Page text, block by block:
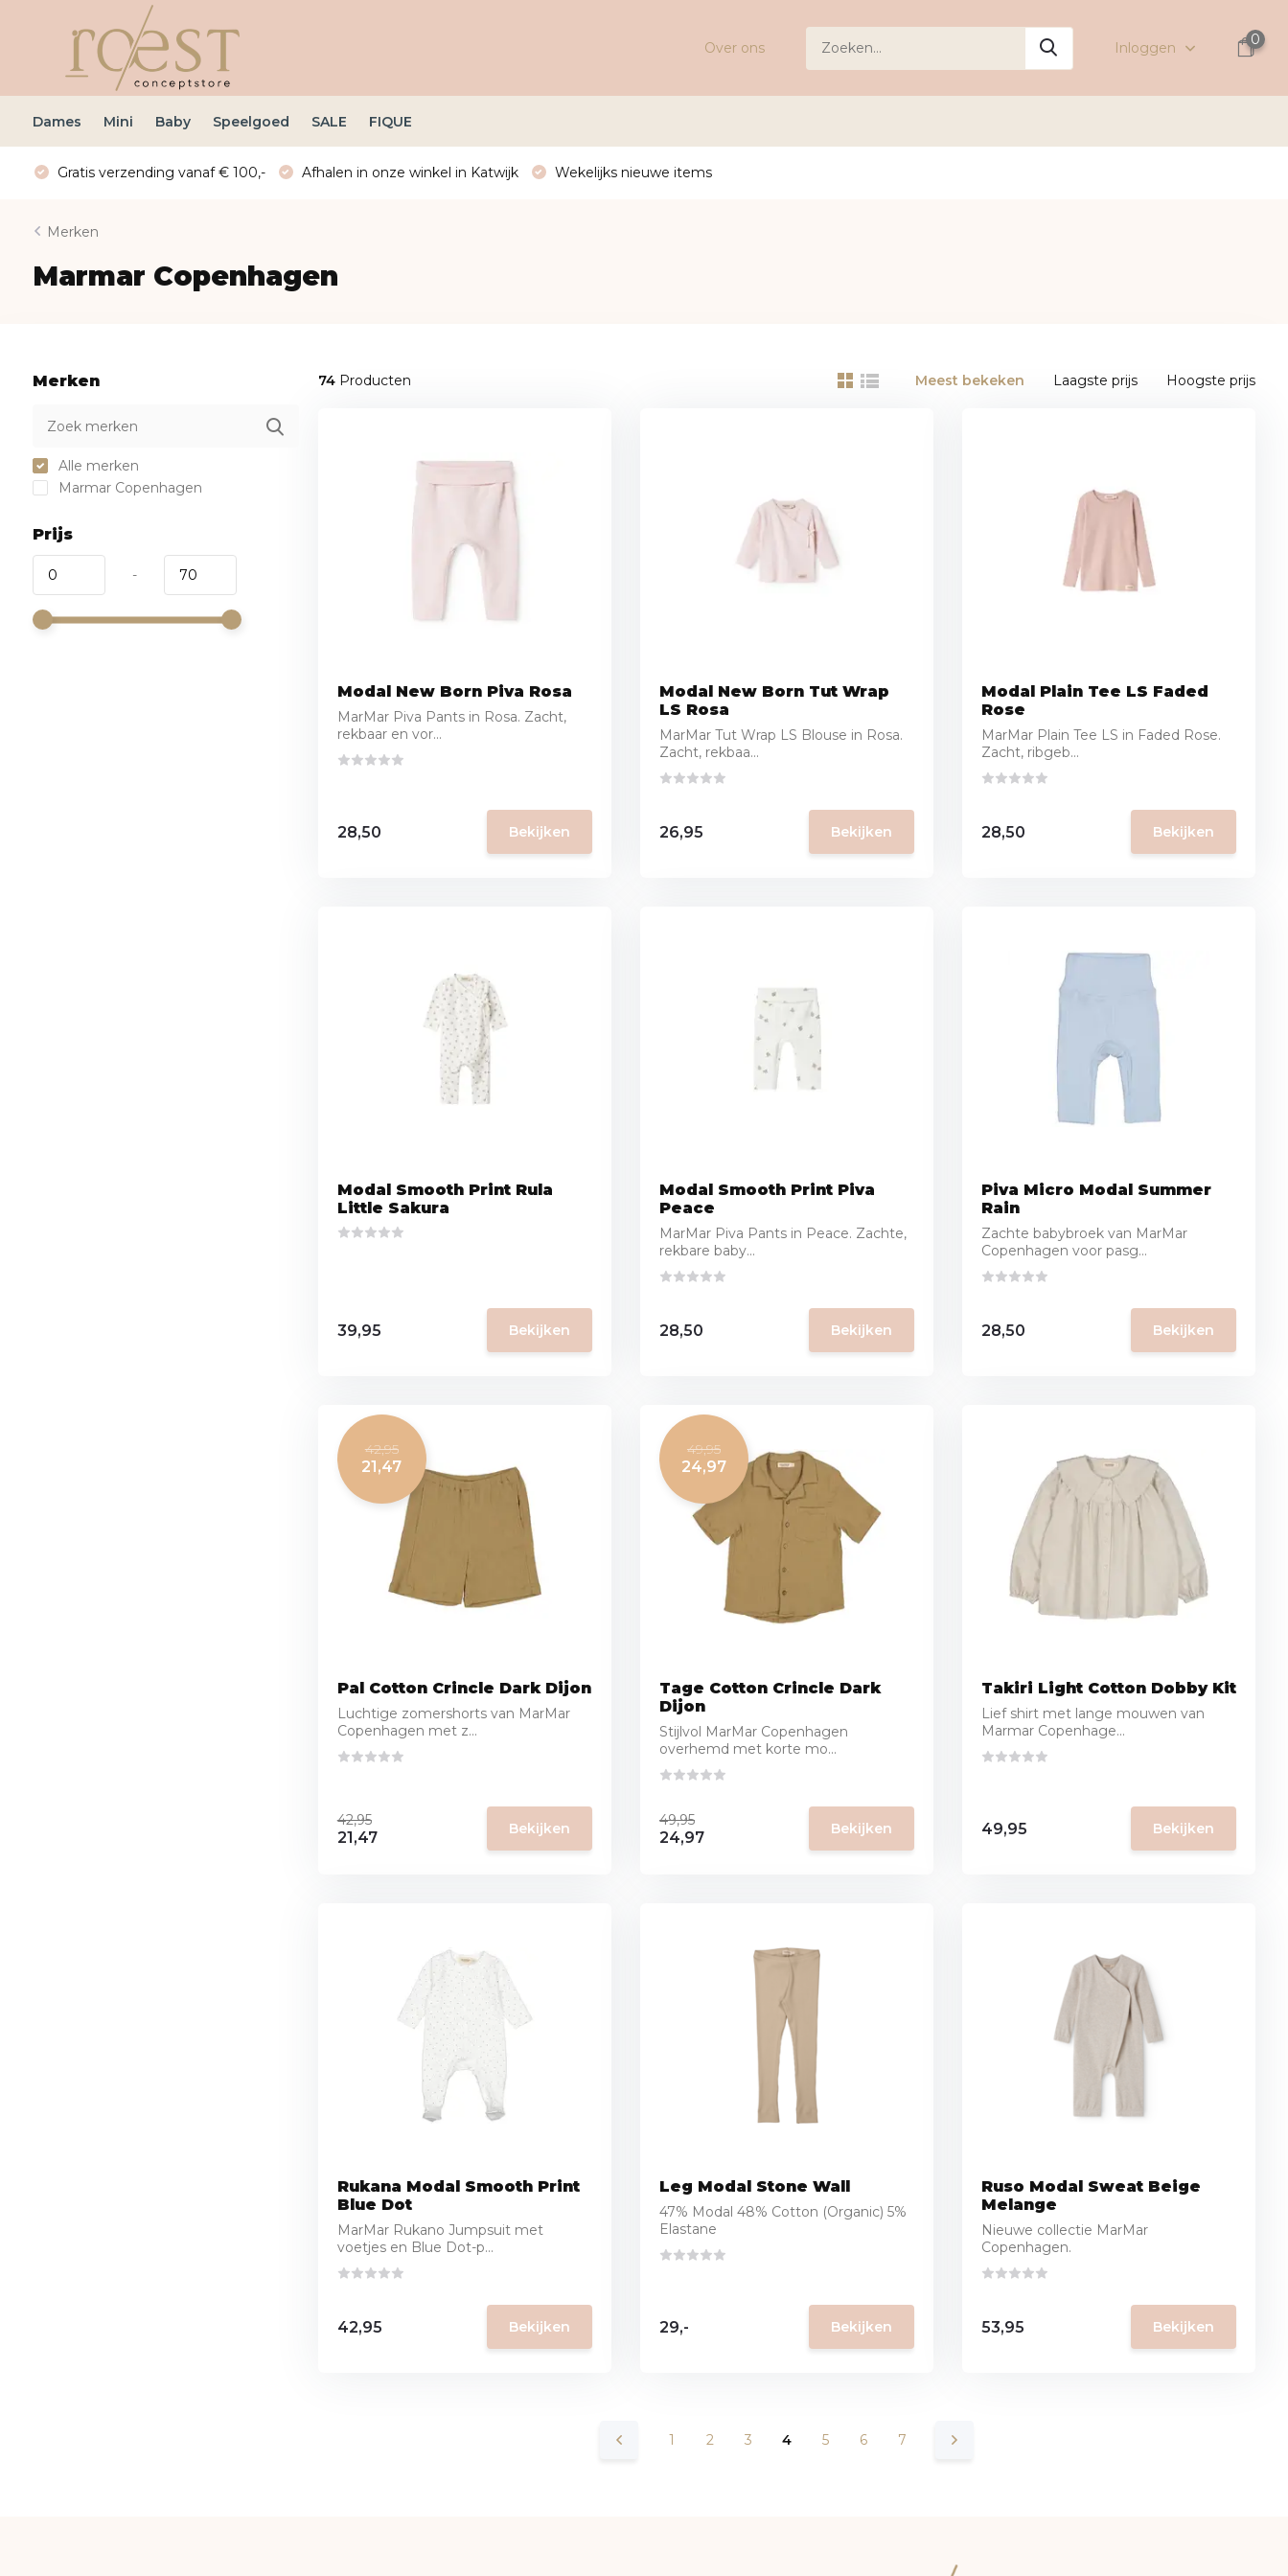
Over ons Inloggen
0
Dames Mini Baby Speelgoed SALE FIQUE
Gratis verzending vanaf € 100,- Afhalen in onze winkel in Katwijk Wekelijks nieuwe items
Merken
Marmar Copenhagen
Merken
Alle merken
Marmar Copenhagen
Prijs
-
74Producten Meest bekeken Laagste prijs Hoogste prijs
Modal New Born Piva Rosa
MarMar Piva Pants in Rosa. Zacht,
rekbaar en vor...
28,50 Bekijken
Modal New Born Tut Wrap
LS Rosa
MarMar Tut Wrap LS Blouse in Rosa.
Zacht, rekbaa...
26,95 Bekijken
Modal Plain Tee LS Faded
Rose
MarMar Plain Tee LS in Faded Rose.
Zacht, ribgeb...
28,50 Bekijken
Modal Smooth Print Rula
Little Sakura
39,95 Bekijken
Modal Smooth Print Piva
Peace
MarMar Piva Pants in Peace. Zachte,
rekbare baby...
28,50 Bekijken
Piva Micro Modal Summer
Rain
Zachte babybroek van MarMar
Copenhagen voor pasg...
28,50 Bekijken
42,95
21,47
Pal Cotton Crincle Dark Dijon
Luchtige zomershorts van MarMar
Copenhagen met z...
42,95
21,47 Bekijken
49,95
24,97
Tage Cotton Crincle Dark
Dijon
Stijlvol MarMar Copenhagen
overhemd met korte mo...
49,95
24,97 Bekijken
Takiri Light Cotton Dobby Kit
Lief shirt met lange mouwen van
Marmar Copenhage...
49,95 Bekijken
Rukana Modal Smooth Print
Blue Dot
MarMar Rukano Jumpsuit met
voetjes en Blue Dot-p...
42,95 Bekijken
Leg Modal Stone Wall
47% Modal 48% Cotton (Organic) 5%
Elastane
29,- Bekijken
Ruso Modal Sweat Beige
Melange
Nieuwe collectie MarMar
Copenhagen.
53,95 Bekijken
1 2 3 4 5 6 7